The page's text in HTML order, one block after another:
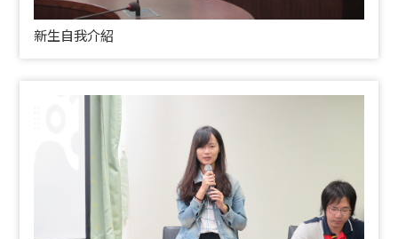
新生自我介紹